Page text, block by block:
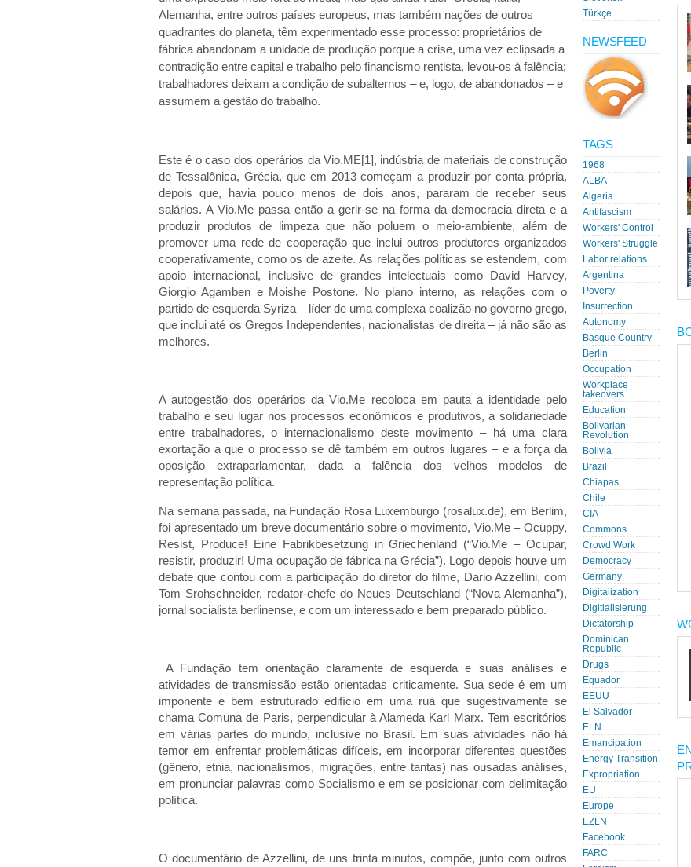
Alemanha, entre outros países europeus, mas também nações de outros
quadrantes do planeta, têm experimentado esse processo: proprietários de
fábrica abandonam a unidade de produção porque a crise, uma vez eclipsada a
contradição entre capital e trabalho pelo financismo rentista, levou-os à falência;
trabalhadores deixam a condição de subalternos – e, logo, de abandonados – e
assumem a gestão do trabalho.
Este é o caso dos operários da Vio.ME[1], indústria de materiais de construção
de Tessalônica, Grécia, que em 2013 começam a produzir por conta própria,
depois que, havia pouco menos de dois anos, pararam de receber seus
salários. A Vio.Me passa então a gerir-se na forma da democracia direta e a
produzir produtos de limpeza que não poluem o meio-ambiente, além de
promover uma rede de cooperação que inclui outros produtores organizados
cooperativamente, como os de azeite. As relações políticas se estendem, com
apoio internacional, inclusive de grandes intelectuais como David Harvey,
Giorgio Agamben e Moishe Postone. No plano interno, as relações com o
partido de esquerda Syriza – líder de uma complexa coalizão no governo grego,
que inclui até os Gregos Independentes, nacionalistas de direita – já não são as
melhores.
A autogestão dos operários da Vio.Me recoloca em pauta a identidade pelo
trabalho e seu lugar nos processos econômicos e produtivos, a solidariedade
entre trabalhadores, o internacionalismo deste movimento – há uma clara
exortação a que o processo se dê também em outros lugares – e a força da
oposição extraparlamentar, dada a falência dos velhos modelos de
representação política.
Na semana passada, na Fundação Rosa Luxemburgo (rosalux.de), em Berlim,
foi apresentado um breve documentário sobre o movimento, Vio.Me – Ocuppy,
Resist, Produce! Eine Fabrikbesetzung in Griechenland (“Vio.Me – Ocupar,
resistir, produzir! Uma ocupação de fábrica na Grécia”). Logo depois houve um
debate que contou com a participação do diretor do filme, Dario Azzellini, com
Tom Srohschneider, redator-chefe do Neues Deutschland (“Nova Alemanha”),
jornal socialista berlinense, e com um interessado e bem preparado público.
A Fundação tem orientação claramente de esquerda e suas análises e
atividades de transmissão estão orientadas criticamente. Sua sede é em um
imponente e bem estruturado edifício em uma rua que sugestivamente se
chama Comuna de Paris, perpendicular à Alameda Karl Marx. Tem escritórios
em várias partes do mundo, inclusive no Brasil. Em suas atividades não há
temor em enfrentar problemáticas difíceis, em incorporar diferentes questões
(gênero, etnia, nacionalismos, migrações, entre tantas) nas ousadas análises,
em pronunciar palavras como Socialismo e em se posicionar com delimitação
política.
O documentário de Azzellini, de uns trinta minutos, compõe, junto com outros
Türkçe
NEWSFEED
TAGS
1968
ALBA
Algeria
Antifascism
Workers' Control
Workers' Struggle
Labor relations
Argentina
Poverty
Insurrection
Autonomy
Basque Country
Berlin
Occupation
Workplace
takeovers
Education
Bolivarian
Revolution
Bolivia
Brazil
Chiapas
Chile
CIA
Commons
Crowd Work
Democracy
Germany
Digitalization
Digitialisierung
Dictatorship
Dominican
Republic
Drugs
Equador
EEUU
El Salvador
ELN
Emancipation
Energy Transition
Expropriation
EU
Europe
EZLN
Facebook
FARC